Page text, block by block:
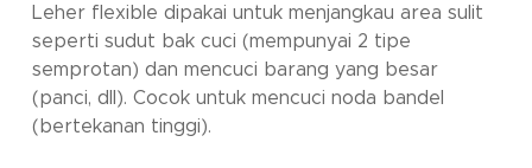
Leher flexible dipakai untuk menjangkau area sulit
seperti sudut bak cuci (mempunyai 2 tipe
semprotan) dan mencuci barang yang besar
(panci, dll). Cocok untuk mencuci noda bandel
(bertekanan tinggi).